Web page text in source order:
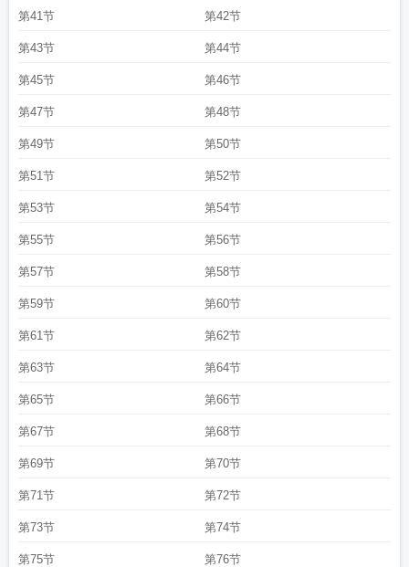
第41节 第42节
第43节 第44节
第45节 第46节
第47节 第48节
第49节 第50节
第51节 第52节
第53节 第54节
第55节 第56节
第57节 第58节
第59节 第60节
第61节 第62节
第63节 第64节
第65节 第66节
第67节 第68节
第69节 第70节
第71节 第72节
第73节 第74节
第75节 第76节